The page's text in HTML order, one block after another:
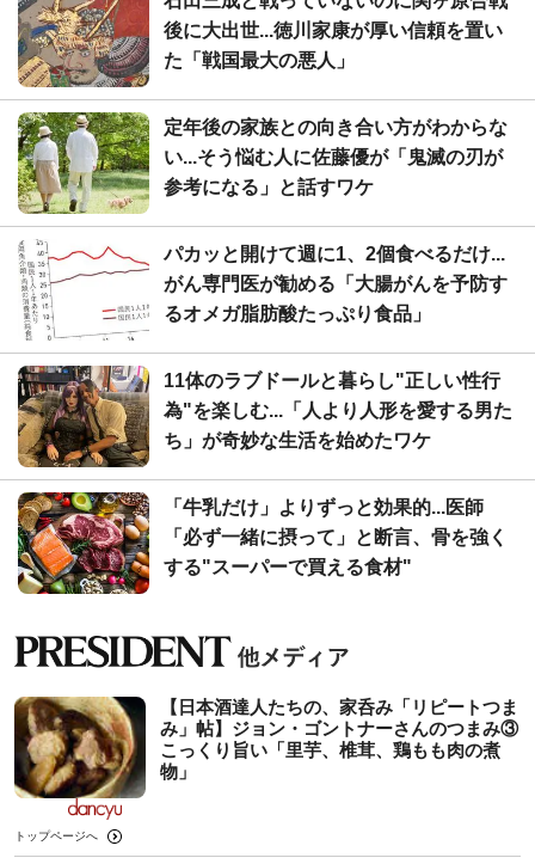
後に大出世...徳川家康が厚い信頼を置い
た「戦国最大の悪人」
定年後の家族との向き合い方がわからな
い...そう悩む人に佐藤優が「鬼滅の刃が
参考になる」と話すワケ
パカッと開けて週に1、2個食べるだけ...
がん専門医が勧める「大腸がんを予防す
るオメガ脂肪酸たっぷり食品」
11体のラブドールと暮らし"正しい性行
為"を楽しむ...「人より人形を愛する男た
ち」が奇妙な生活を始めたワケ
「牛乳だけ」よりずっと効果的...医師
「必ず一緒に摂って」と断言、骨を強く
する"スーパーで買える食材"
【日本酒達人たちの、家呑み「リピートつま
み」帖】ジョン・ゴントナーさんのつまみ③
こっくり旨い「里芋、椎茸、鶏もも肉の煮
物」
トップページへ